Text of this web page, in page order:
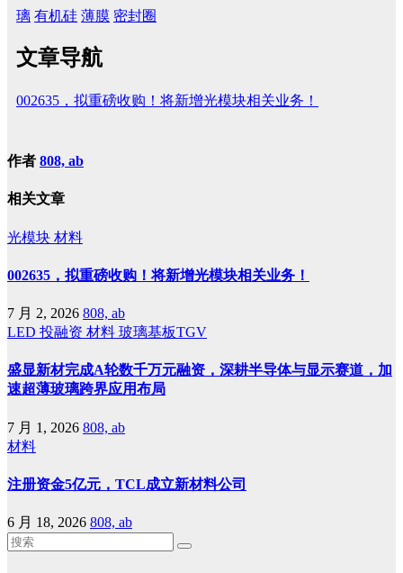
璃 有机硅 薄膜 密封圈
文章导航
002635，拟重磅收购！将新增光模块相关业务！
作者 808, ab
相关文章
光模块 材料
002635，拟重磅收购！将新增光模块相关业务！
7 月 2, 2026 808, ab
LED 投融资 材料 玻璃基板TGV
盛显新材完成A轮数千万元融资，深耕半导体与显示赛道，加
速超薄玻璃跨界应用布局
7 月 1, 2026 808, ab
材料
注册资金5亿元，TCL成立新材料公司
6 月 18, 2026 808, ab